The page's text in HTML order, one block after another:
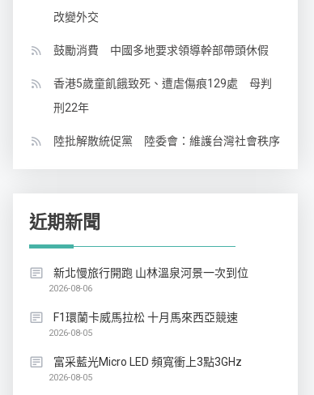
改變外交
鼓勵消費 中國多地要求領導幹部帶頭休假
香港5歲童飢餓致死、遭虐傷痕129處 母判
刑22年
陸批解散統促黨 陸委會：維護台灣社會秩序
近期新聞
新北慢旅行開跑 山林溫泉河景一次到位
2026-08-06
F1環蘭卡威馬拉松 十月馬來西亞競速
2026-08-05
富采藍光Micro LED 頻寬衝上3點3GHz
2026-08-05